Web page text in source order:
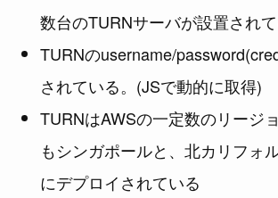
数台のTURNサーバが設置され
TURNのusername/
されている。(JSで動的に取得)
TURNはAWSの一定数のリージ
もシンガポールと、北カリフォ
にデプロイされている